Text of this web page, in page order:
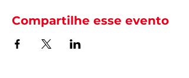
Compartilhe esse evento